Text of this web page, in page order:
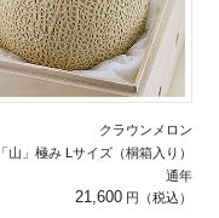
クラウンメロン
「山」極み Lサイズ（桐箱入り）
通年
21,600